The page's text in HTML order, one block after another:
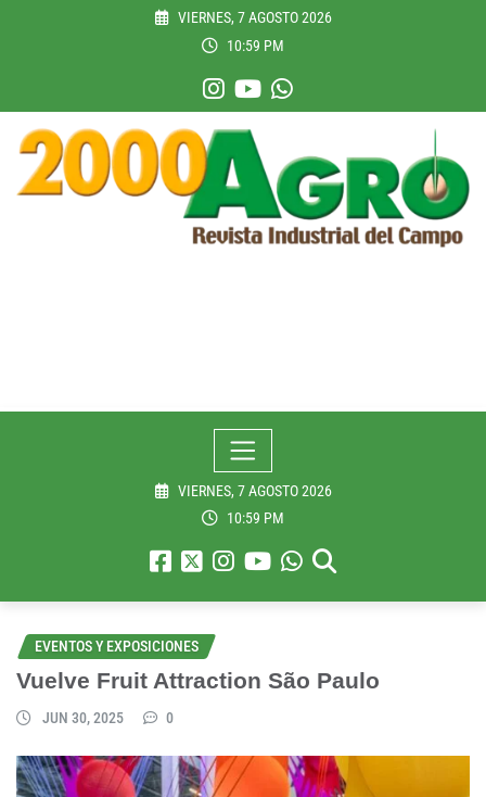
VIERNES, 7 AGOSTO 2026
10:59 PM
VIERNES, 7 AGOSTO 2026
10:59 PM
EVENTOS Y EXPOSICIONES
Vuelve Fruit Attraction São Paulo
JUN 30, 2025 0